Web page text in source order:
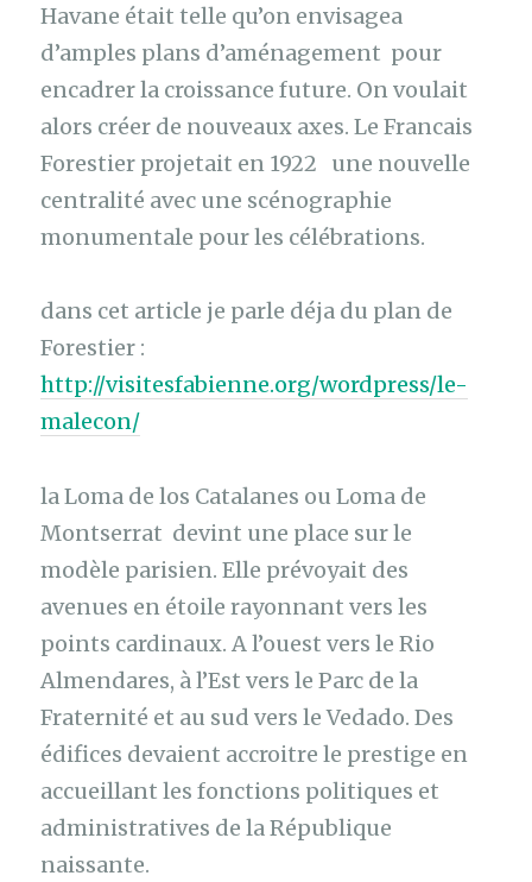
Havane était telle qu’on envisagea
d’amples plans d’aménagement pour
encadrer la croissance future. On voulait
alors créer de nouveaux axes. Le Francais
Forestier projetait en 1922 une nouvelle
centralité avec une scénographie
monumentale pour les célébrations.
dans cet article je parle déja du plan de
Forestier :
http://visitesfabienne.org/wordpress/le-
malecon/
la Loma de los Catalanes ou Loma de
Montserrat devint une place sur le
modèle parisien. Elle prévoyait des
avenues en étoile rayonnant vers les
points cardinaux. A l’ouest vers le Rio
Almendares, à l’Est vers le Parc de la
Fraternité et au sud vers le Vedado. Des
édifices devaient accroitre le prestige en
accueillant les fonctions politiques et
administratives de la République
naissante.